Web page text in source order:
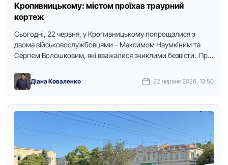
Кропивницькому: містом проїхав траурний
кортеж
Сьогодні, 22 червня, у Кропивницькому попрощалися з
двома військовослужбовцями – Максимом Наумкіним та
Сергієм Волошковим, які вважалися зниклими безвісти. Про
Діана Коваленко 22 червня 2026, 13:50